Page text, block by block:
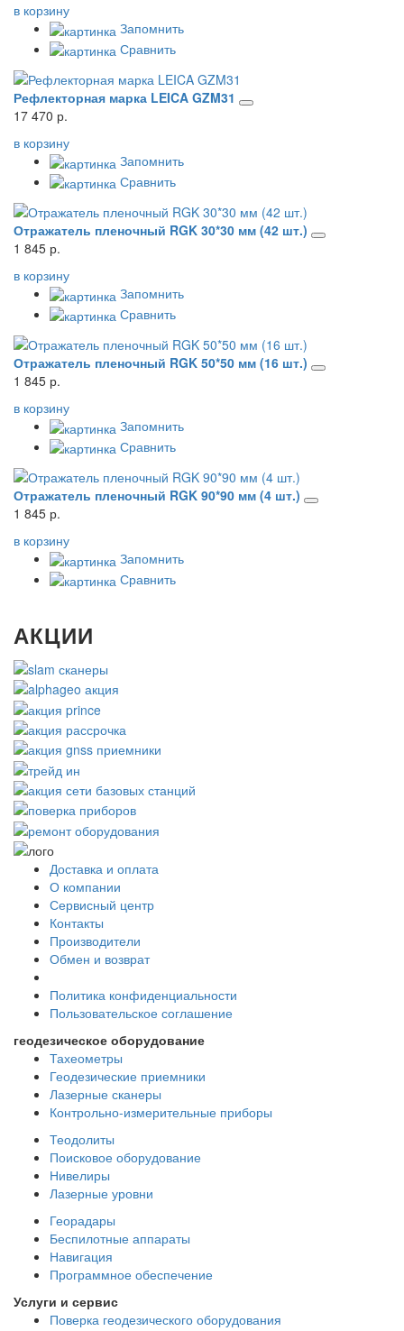
в корзину
Запомнить
Сравнить
Рефлекторная марка LEICA GZM31
17 470 р.
в корзину
Запомнить
Сравнить
Отражатель пленочный RGK 30*30 мм (42 шт.)
1 845 р.
в корзину
Запомнить
Сравнить
Отражатель пленочный RGK 50*50 мм (16 шт.)
1 845 р.
в корзину
Запомнить
Сравнить
Отражатель пленочный RGK 90*90 мм (4 шт.)
1 845 р.
в корзину
Запомнить
Сравнить
АКЦИИ
Доставка и оплата
О компании
Сервисный центр
Контакты
Производители
Обмен и возврат
Политика конфиденциальности
Пользовательское соглашение
геодезическое оборудование
Тахеометры
Геодезические приемники
Лазерные сканеры
Контрольно-измерительные приборы
Теодолиты
Поисковое оборудование
Нивелиры
Лазерные уровни
Георадары
Беспилотные аппараты
Навигация
Программное обеспечение
Услуги и сервис
Поверка геодезического оборудования